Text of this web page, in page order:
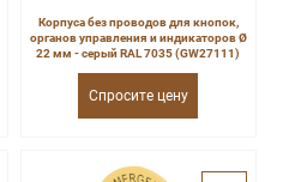
Корпуса без проводов для кнопок,
органов управления и индикаторов Ø
22 мм - серый RAL 7035 (GW27111)
Спросите цену